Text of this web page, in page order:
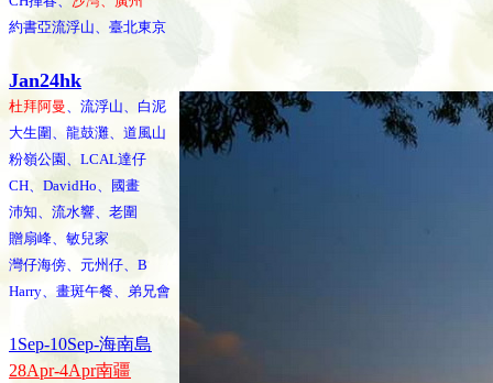
約書亞流浮山、臺北東京
Jan24hk
杜拜阿曼、流浮山、白泥
大生圍、龍鼓灘、道風山
粉嶺公園、LCAL達仔
CH、DavidHo、國畫
沛知、流水響、老圍
贈扇峰、敏兒家
灣仔海傍、元州仔、B
Harry、畫斑午餐、弟兄會
1Sep-10Sep-海南島
28Apr-4Apr南疆